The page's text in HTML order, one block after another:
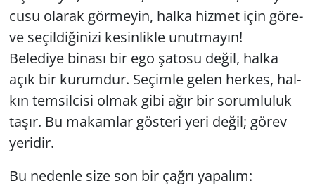
cu­su ola­rak gör­me­yin, halka hiz­met için gö­re­
ve se­çil­di­ği­ni­zi ke­sin­lik­le unut­ma­yın!
Be­le­di­ye bi­na­sı bir ego şa­to­su değil, halka
açık bir ku­rum­dur. Se­çim­le gelen her­kes, hal­
kın tem­sil­ci­si olmak gibi ağır bir so­rum­lu­luk
taşır. Bu ma­kam­lar gös­te­ri yeri değil; görev
ye­ri­dir.
Bu ne­den­le size son bir çağrı ya­pa­lım: